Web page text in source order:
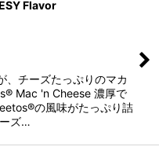
Flavor
、チーズたっぷりのマカ
Mac 'n Cheese 濃厚で
の風味がたっぷり詰
ズ…